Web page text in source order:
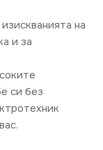
на
и за
си без